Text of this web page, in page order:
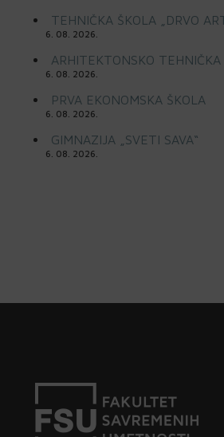
TEHNIČKA ŠKOLA „DRVO
6. 08. 2026.
ARHITEKTONSKO TEHNIČKA
6. 08. 2026.
PRVA EKONOMSKA ŠKOLA
6. 08. 2026.
GIMNAZIJA „SVETI SAVA“
6. 08. 2026.